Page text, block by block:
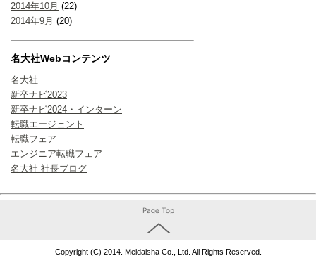
2014年10月 (22)
2014年9月 (20)
名大社Webコンテンツ
名大社
新卒ナビ2023
新卒ナビ2024・インターン
転職エージェント
転職フェア
エンジニア転職フェア
名大社 社長ブログ
Copyright (C) 2014. Meidaisha Co., Ltd. All Rights Reserved.